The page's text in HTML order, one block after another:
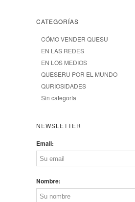
CATEGORÍAS
CÓMO VENDER QUESU
EN LAS REDES
EN LOS MEDIOS
QUESERU POR EL MUNDO
QURIOSIDADES
Sin categoría
NEWSLETTER
Email:
Nombre: